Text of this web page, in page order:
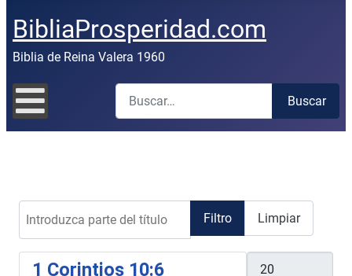
BibliaProsperidad.com
Biblia de Reina Valera 1960
Buscar
Buscar
Filtro Limpiar
1 Corintios 10:6